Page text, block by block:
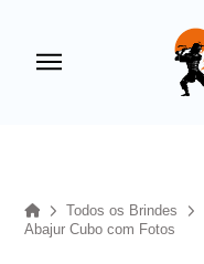
HomeTodos os Brindes
Abajur Cubo com Fotos